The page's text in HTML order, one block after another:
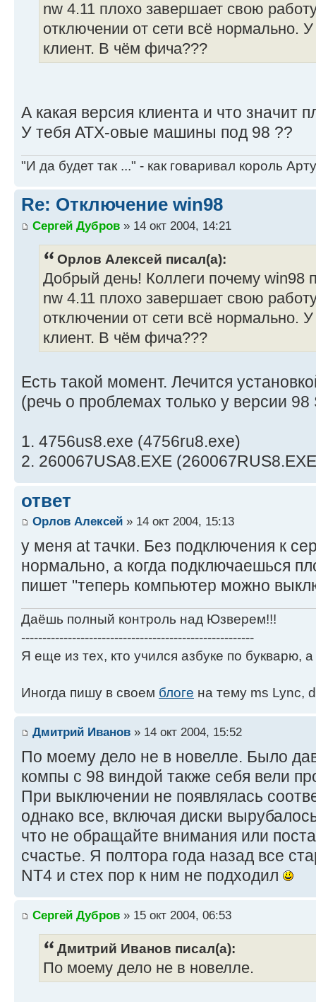
nw 4.11 плохо завершает свою
отключении от сети всё нормально.
клиент. В чём фича???
А какая версия клиента и что значит
У тебя ATX-овые машины под 98 ??
"И да будет так ..." - как говаривал король
Re: Отключение win98
Сергей Дубров » 14 окт 2004, 14:21
Орлов Алексей писал(а):
Добрый день! Коллеги почему win98
nw 4.11 плохо завершает свою
отключении от сети всё нормально.
клиент. В чём фича???
Есть такой момент. Лечится
(речь о проблемах только у версии
1. 4756us8.exe (4756ru8.exe)
2. 260067USA8.EXE
ответ
Орлов Алексей » 14 окт 2004, 15:13
у меня at тачки. Без подключения к
нормально, а когда подключаешься
пишет "теперь компьютер можно
Даёшь полный контроль над Юзверем!!!
-------------------------------------------------------
Я еще из тех, кто учился азбуке по букварю,
Иногда пишу в своем блоге на тему ms Lync,
Дмитрий Иванов » 14 окт 2004, 15:52
По моему дело не в новелле. Было
компы с 98 виндой также себя вели
При выключении не появлялась
однако все, включая диски
что не обращайте внимания или
счастье. Я полтора года назад все
NT4 и стех пор к ним не подходил
Сергей Дубров » 15 окт 2004, 06:53
Дмитрий Иванов писал(а):
По моему дело не в новелле.